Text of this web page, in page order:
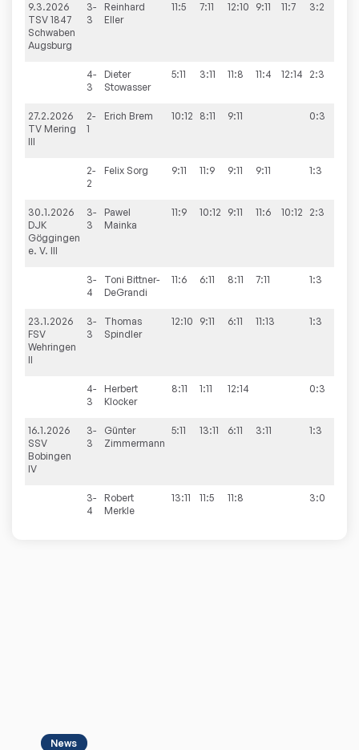
9.3.2026
TSV 1847
Schwaben
Augsburg
3-
3
Reinhard
Eller
11:5 7:11 12:10 9:11 11:7 3:2
4-
3
Dieter
Stowasser
5:11 3:11 11:8 11:4 12:14 2:3
27.2.2026
TV Mering
III
2-
1
Erich Brem 10:12 8:11 9:11 0:3
2-
2
Felix Sorg 9:11 11:9 9:11 9:11 1:3
30.1.2026
DJK
Göggingen
e. V. III
3-
3
Pawel
Mainka
11:9 10:12 9:11 11:6 10:12 2:3
3-
4
Toni Bittner-
DeGrandi
11:6 6:11 8:11 7:11 1:3
23.1.2026
FSV
Wehringen
II
3-
3
Thomas
Spindler
12:10 9:11 6:11 11:13 1:3
4-
3
Herbert
Klocker
8:11 1:11 12:14 0:3
16.1.2026
SSV
Bobingen
IV
3-
3
Günter
Zimmermann
5:11 13:11 6:11 3:11 1:3
3-
4
Robert
Merkle
13:11 11:5 11:8 3:0
News